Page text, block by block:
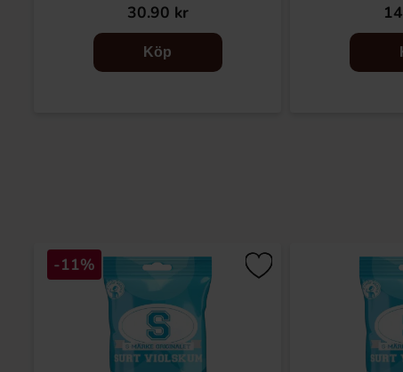
30.90 kr
Köp
-11%